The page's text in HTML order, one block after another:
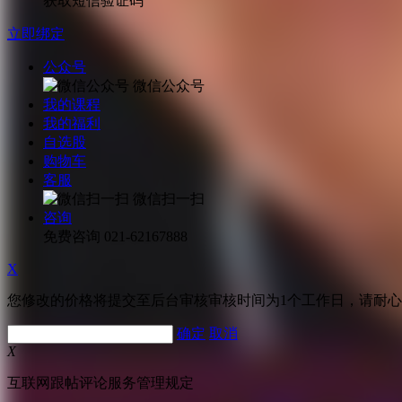
立即绑定
公众号
微信公众号
我的课程
我的福利
自选股
购物车
客服
微信扫一扫
咨询
免费咨询 021-62167888
X
您修改的价格将提交至后台审核审核时间为1个工作日，请耐
确定 取消
X
互联网跟帖评论服务管理规定